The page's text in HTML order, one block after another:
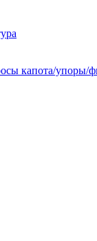
капота/упоры/